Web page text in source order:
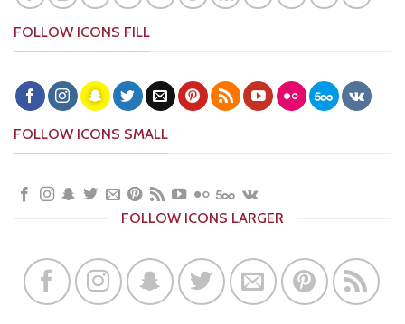
FOLLOW ICONS FILL
FOLLOW ICONS SMALL
FOLLOW ICONS LARGER